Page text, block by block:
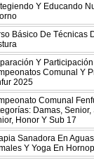
Y Educando
Básico De Técnicas
Y
Comunal Y
2025
Comunal
Damas, Senior,
Honor Y Sub 17
Sanadora En Aguas
Y Yoga En